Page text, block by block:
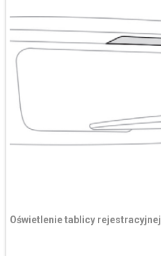
Oświetlenie tablicy rejestracyjnej